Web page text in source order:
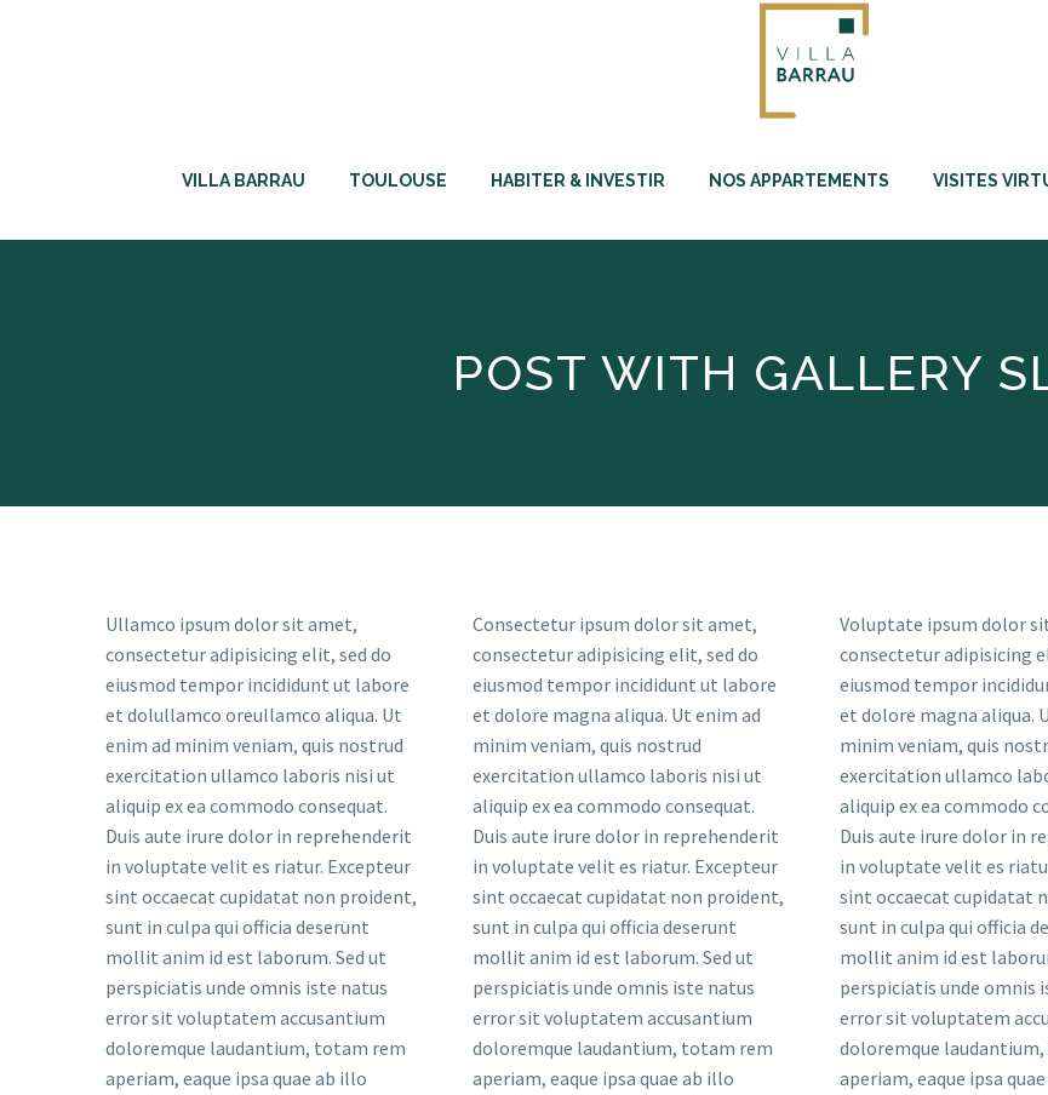
VILLA BARRAU TOULOUSE HABITER & INVESTIR NOS APPARTEMENTS VISITES
POST WITH GALLERY
Ullamco ipsum dolor sit amet,
consectetur adipisicing elit, sed do
eiusmod tempor incididunt ut labore
et dolullamco oreullamco aliqua. Ut
enim ad minim veniam, quis nostrud
exercitation ullamco laboris nisi ut
aliquip ex ea commodo consequat.
Duis aute irure dolor in reprehenderit
in voluptate velit es riatur. Excepteur
sint occaecat cupidatat non proident,
sunt in culpa qui officia deserunt
mollit anim id est laborum. Sed ut
perspiciatis unde omnis iste natus
error sit voluptatem accusantium
doloremque laudantium, totam rem
aperiam, eaque ipsa quae ab illo
Consectetur ipsum dolor sit amet,
consectetur adipisicing elit, sed do
eiusmod tempor incididunt ut labore
et dolore magna aliqua. Ut enim ad
minim veniam, quis nostrud
exercitation ullamco laboris nisi ut
aliquip ex ea commodo consequat.
Duis aute irure dolor in reprehenderit
in voluptate velit es riatur. Excepteur
sint occaecat cupidatat non proident,
sunt in culpa qui officia deserunt
mollit anim id est laborum. Sed ut
perspiciatis unde omnis iste natus
error sit voluptatem accusantium
doloremque laudantium, totam rem
aperiam, eaque ipsa quae ab illo
Voluptate ipsum dolor
consectetur adipisicing
eiusmod tempor
et dolore magna aliqua.
minim veniam, quis
exercitation ullamco
aliquip ex ea commodo
Duis aute irure dolor in
in voluptate velit es
sint occaecat cupidatat
sunt in culpa qui officia
mollit anim id est
perspiciatis unde omnis
error sit voluptatem
doloremque
aperiam, eaque ipsa